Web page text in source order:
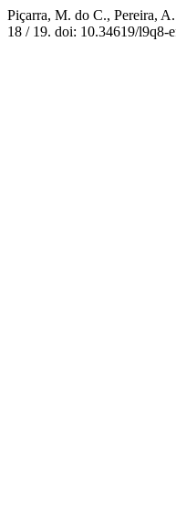
Piçarra, M. do C., Pereira,
18 / 19. doi: 10.34619/l9q8-